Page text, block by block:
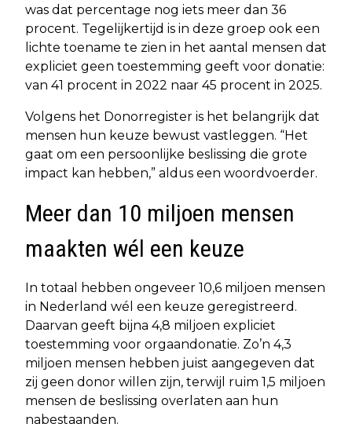
was dat percentage nog iets meer dan 36
procent. Tegelijkertijd is in deze groep ook een
lichte toename te zien in het aantal mensen dat
expliciet geen toestemming geeft voor donatie:
van 41 procent in 2022 naar 45 procent in 2025.
Volgens het Donorregister is het belangrijk dat
mensen hun keuze bewust vastleggen. “Het
gaat om een persoonlijke beslissing die grote
impact kan hebben,” aldus een woordvoerder.
Meer dan 10 miljoen mensen
maakten wél een keuze
In totaal hebben ongeveer 10,6 miljoen mensen
in Nederland wél een keuze geregistreerd.
Daarvan geeft bijna 4,8 miljoen expliciet
toestemming voor orgaandonatie. Zo’n 4,3
miljoen mensen hebben juist aangegeven dat
zij geen donor willen zijn, terwijl ruim 1,5 miljoen
mensen de beslissing overlaten aan hun
nabestaanden.